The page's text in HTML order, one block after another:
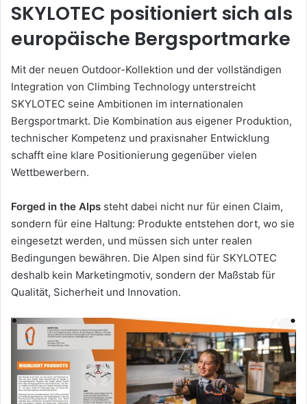
SKYLOTEC positioniert sich als
europäische Bergsportmarke
Mit der neuen Outdoor-Kollektion und der vollständigen
Integration von Climbing Technology unterstreicht
SKYLOTEC seine Ambitionen im internationalen
Bergsportmarkt. Die Kombination aus eigener Produktion,
technischer Kompetenz und praxisnaher Entwicklung
schafft eine klare Positionierung gegenüber vielen
Wettbewerbern.
Forged in the Alps steht dabei nicht nur für einen Claim,
sondern für eine Haltung: Produkte entstehen dort, wo sie
eingesetzt werden, und müssen sich unter realen
Bedingungen bewähren. Die Alpen sind für SKYLOTEC
deshalb kein Marketingmotiv, sondern der Maßstab für
Qualität, Sicherheit und Innovation.